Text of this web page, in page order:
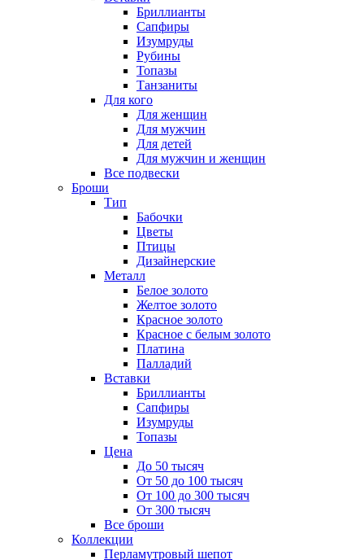
Бриллианты
Сапфиры
Изумруды
Рубины
Топазы
Танзаниты
Для кого
Для женщин
Для мужчин
Для детей
Для мужчин и женщин
Все подвески
Броши
Тип
Бабочки
Цветы
Птицы
Дизайнерские
Металл
Белое золото
Желтое золото
Красное золото
Красное с белым золото
Платина
Палладий
Вставки
Бриллианты
Сапфиры
Изумруды
Топазы
Цена
До 50 тысяч
От 50 до 100 тысяч
От 100 до 300 тысяч
От 300 тысяч
Все броши
Коллекции
Перламутровый шепот